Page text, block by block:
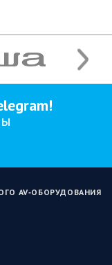
AV‑ОБОРУДОВАНИЯ